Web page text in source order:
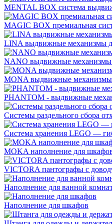
MENTAL BOX система
MAGIC BOX премиальная
LINA выдвижные механизмы
NANO выдвижные механизмы
MONA выдвижные механизмы
PHANTOM - выдвижные
Системы раздельного сбора
Система хранения LEGO —
MOKA наполнение для
VICTORA пантографы с
Наполнение для ванной
Наполнение для шкафов